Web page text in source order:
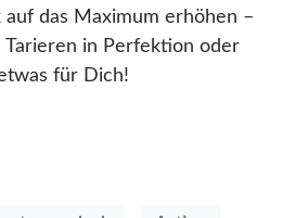
auf das Maximum erhöhen –
Tarieren in Perfektion oder
für Dich!